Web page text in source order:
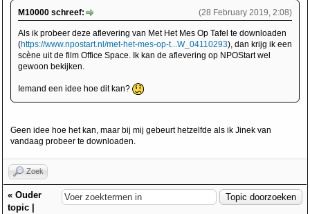
(28 February 2019, 2:08)
M10000 schreef:
Als ik probeer deze aflevering van Met Het Mes Op Tafel te downloaden
(https://www.npostart.nl/met-het-mes-op-t...W_04110293), dan krijg ik een
scène uit de film Office Space. Ik kan de aflevering op NPOStart wel
gewoon bekijken.
Iemand een idee hoe dit kan?
Geen idee hoe het kan, maar bij mij gebeurt hetzelfde als ik Jinek van
vandaag probeer te downloaden.
Zoek
« Ouder
topic